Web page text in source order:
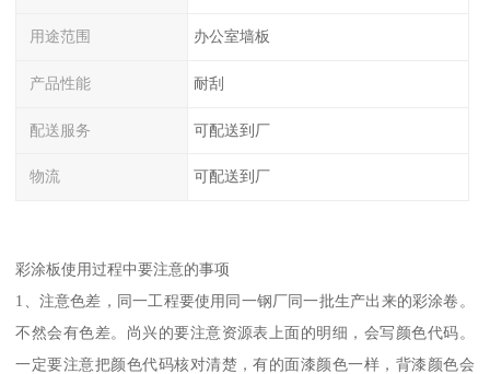
用途范围 办公室墙板
产品性能 耐刮
配送服务 可配送到厂
物流 可配送到厂
彩涂板使用过程中要注意的事项
1、注意色差，同一工程要使用同一钢厂同一批生产出来的彩涂卷。
不然会有色差。尚兴的要注意资源表上面的明细，会写颜色代码。
一定要注意把颜色代码核对清楚，有的面漆颜色一样，背漆颜色会